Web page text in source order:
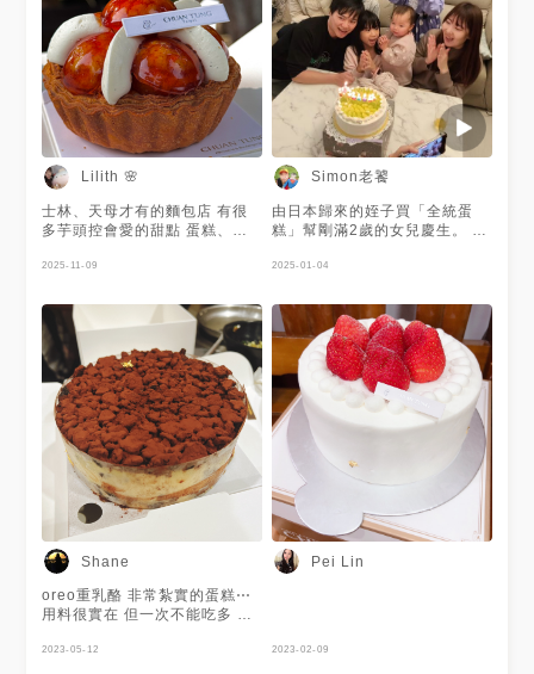
Lilith 🌸
士林、天母才有的麵包店 有很
多芋頭控會愛的甜點 蛋糕、麵
統西點麵包 #麵包 #甜點 #蛋糕
2025-11-09
Simon老饕
由日本歸來的姪子買「全統蛋
糕」幫剛滿2歲的女兒慶生。 #
2025-01-04
Shane
oreo重乳酪 非常紮實的蛋糕⋯
用料很實在 但一次不能吃多 會
的餅乾很好吃
2023-05-12
Pei Lin
2023-02-09